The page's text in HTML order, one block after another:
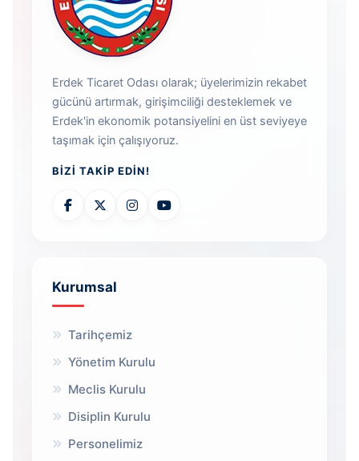
Erdek Ticaret Odası olarak; üyelerimizin rekabet
gücünü artırmak, girişimciliği desteklemek ve
Erdek'in ekonomik potansiyelini en üst seviyeye
taşımak için çalışıyoruz.
BIZI TAKIP EDIN!
Kurumsal
Tarihçemiz
Yönetim Kurulu
Meclis Kurulu
Disiplin Kurulu
Personelimiz